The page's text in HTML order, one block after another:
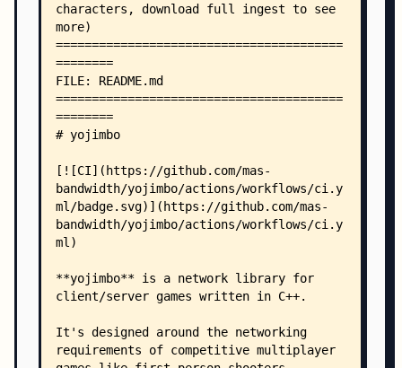
    ├── STANDARD.md
    ├── STATE-MACHINE.md
    ├── USAGE.md
    ├── .clang-format
    ├── .mailmap
    ├── fuzz/
    │   ├── README.md
    │   ├── fuzz_config.h
    │   ├── fuzz_connection_structured.cpp
    │   ├── fuzz_messages.h
    │   ├── fuzz_netcode.c
    │   ├── fuzz_netcode_connect_token.c
    │   ├── fuzz_netcode_params.h
    │   ├── fuzz_standalone.h
    │   ├── corpus/
    │   │   │   ├── mixed_channels
    │   │   │   ├── reliable_block